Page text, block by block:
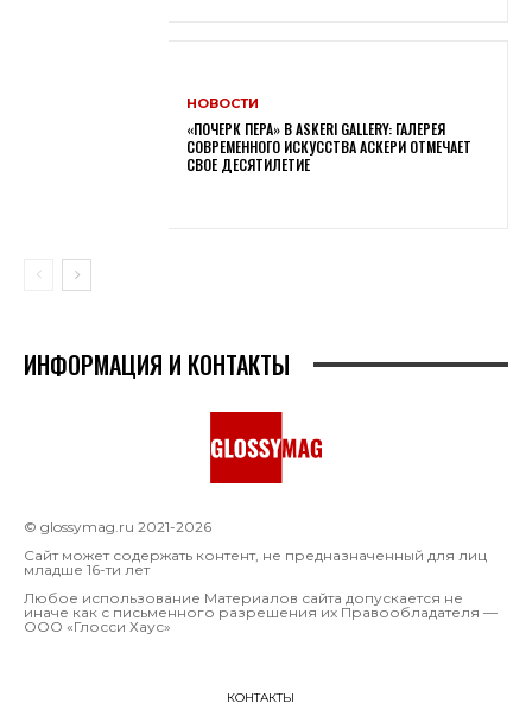
НОВОСТИ
«ПОЧЕРК ПЕРА» В ASKERI GALLERY: ГАЛЕРЕЯ
СОВРЕМЕННОГО ИСКУССТВА АСКЕРИ ОТМЕЧАЕТ
СВОЕ ДЕСЯТИЛЕТИЕ
ИНФОРМАЦИЯ И КОНТАКТЫ
© glossymag.ru 2021-2026
Сайт может содержать контент, не предназначенный для лиц
младше 16-ти лет
Любое использование Материалов сайта допускается не
иначе как с письменного разрешения их Правообладателя —
OOO «Глосси Хаус»
КОНТАКТЫ